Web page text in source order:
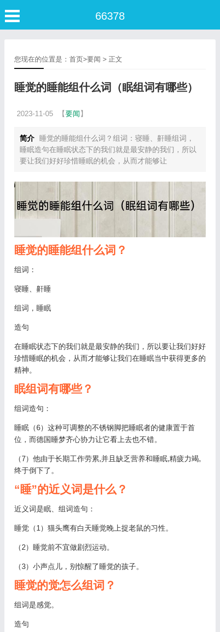
66378
您现在的位置是： 首页>要闻 > 正文
睡觉的睡能组什么词（眠组词有哪些）
2023-11-05 【要闻】
简介
睡觉的睡能组什么词？组词：寝睡、鼾睡组词，
睡眠造句在睡眠状态下的我们就是最安静的我们，所以
要让我们好好珍惜睡眠的机会，从而才能够让
睡觉的睡能组什么词？
组词：
寝睡、鼾睡
组词，睡眠
造句
在睡眠状态下的我们就是最安静的我们，所以要让我们好好
珍惜睡眠的机会，从而才能够让我们在睡眠当中获得更多的
精神。
眠组词有哪些？
组词造句：
睡眠（6）这种可调整的不锈钢脚把睡眠者的健康置于首
位，而德国睡梦齐心协力让它看上去也不错。
（7）他由于长期工作劳累,并且缺乏营养和睡眠,精疲力竭,
终于倒下了。
“睡”的近义词是什么？
近义词是眠、组词造句：
睡觉（1）猫头鹰有白天睡觉晚上捉老鼠的习性。
（2）睡觉前不宜做剧烈运动。
（3）小声点儿，别惊醒了睡觉的孩子。
睡觉的觉怎么组词？
组词是感觉。
造句